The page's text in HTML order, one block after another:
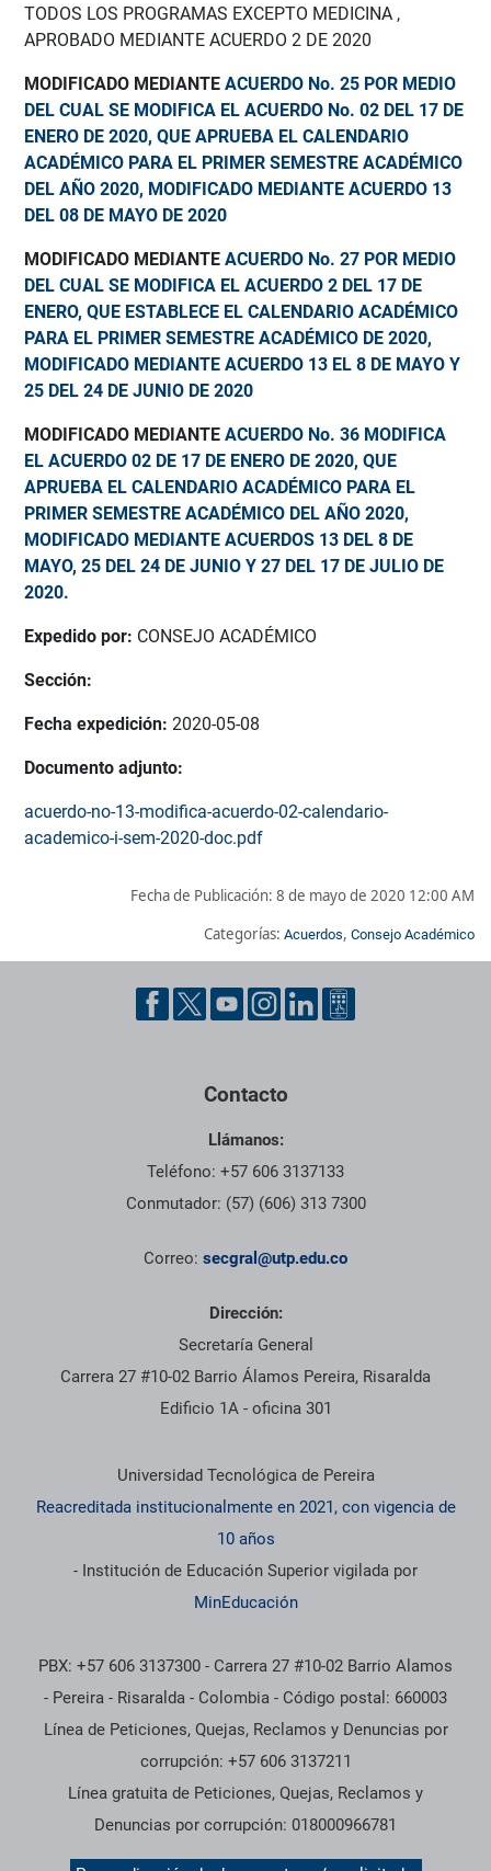
TODOS LOS PROGRAMAS EXCEPTO MEDICINA ,
APROBADO MEDIANTE ACUERDO 2 DE 2020
MODIFICADO MEDIANTE ACUERDO No. 25 POR MEDIO
DEL CUAL SE MODIFICA EL ACUERDO No. 02 DEL 17 DE
ENERO DE 2020, QUE APRUEBA EL CALENDARIO
ACADÉMICO PARA EL PRIMER SEMESTRE ACADÉMICO
DEL AÑO 2020, MODIFICADO MEDIANTE ACUERDO 13
DEL 08 DE MAYO DE 2020
MODIFICADO MEDIANTE ACUERDO No. 27 POR MEDIO
DEL CUAL SE MODIFICA EL ACUERDO 2 DEL 17 DE
ENERO, QUE ESTABLECE EL CALENDARIO ACADÉMICO
PARA EL PRIMER SEMESTRE ACADÉMICO DE 2020,
MODIFICADO MEDIANTE ACUERDO 13 EL 8 DE MAYO Y
25 DEL 24 DE JUNIO DE 2020
MODIFICADO MEDIANTE ACUERDO No. 36 MODIFICA
EL ACUERDO 02 DE 17 DE ENERO DE 2020, QUE
APRUEBA EL CALENDARIO ACADÉMICO PARA EL
PRIMER SEMESTRE ACADÉMICO DEL AÑO 2020,
MODIFICADO MEDIANTE ACUERDOS 13 DEL 8 DE
MAYO, 25 DEL 24 DE JUNIO Y 27 DEL 17 DE JULIO DE
2020.
Expedido por: CONSEJO ACADÉMICO
Sección:
Fecha expedición: 2020-05-08
Documento adjunto:
acuerdo-no-13-modifica-acuerdo-02-calendario-
academico-i-sem-2020-doc.pdf
Fecha de Publicación: 8 de mayo de 2020 12:00 AM
Categorías: Acuerdos, Consejo Académico
Pie de página con información de contacto, redes sociales y
Contacto
Llámanos:
Teléfono: +57 606 3137133
Conmutador: (57) (606) 313 7300
Correo: secgral@utp.edu.co
Dirección:
Secretaría General
Carrera 27 #10-02 Barrio Álamos Pereira, Risaralda
Edificio 1A - oficina 301
Información institucional
Universidad Tecnológica de Pereira
Reacreditada institucionalmente en 2021, con vigencia de
10 años
- Institución de Educación Superior vigilada por
MinEducación
PBX: +57 606 3137300 - Carrera 27 #10-02 Barrio Alamos
- Pereira - Risaralda - Colombia - Código postal: 660003
Línea de Peticiones, Quejas, Reclamos y Denuncias por
corrupción: +57 606 3137211
Línea gratuita de Peticiones, Quejas, Reclamos y
Denuncias por corrupción: 018000966781